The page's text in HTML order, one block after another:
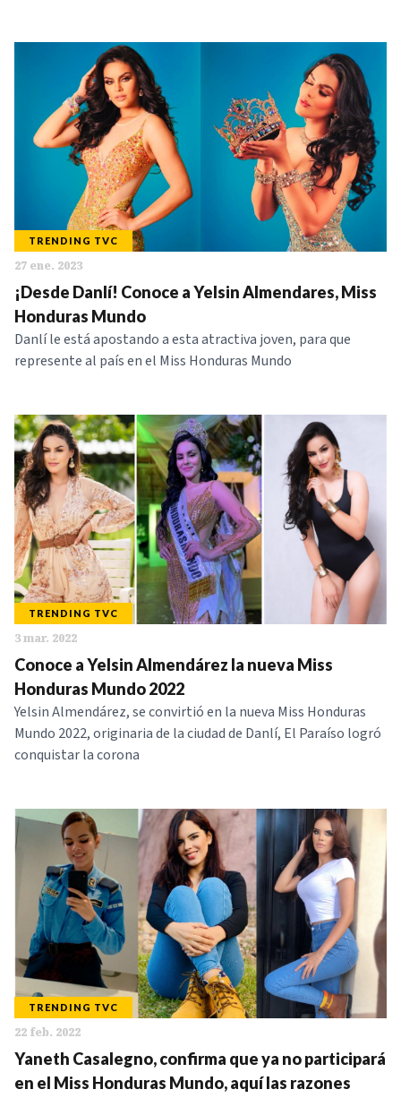
TRENDING TVC
27 ene. 2023
¡Desde Danlí! Conoce a Yelsin Almendares, Miss
Honduras Mundo
Danlí le está apostando a esta atractiva joven, para que
represente al país en el Miss Honduras Mundo
TRENDING TVC
3 mar. 2022
Conoce a Yelsin Almendárez la nueva Miss
Honduras Mundo 2022
Yelsin Almendárez, se convirtió en la nueva Miss Honduras
Mundo 2022, originaria de la ciudad de Danlí, El Paraíso logró
conquistar la corona
TRENDING TVC
22 feb. 2022
Yaneth Casalegno, confirma que ya no participará
en el Miss Honduras Mundo, aquí las razones